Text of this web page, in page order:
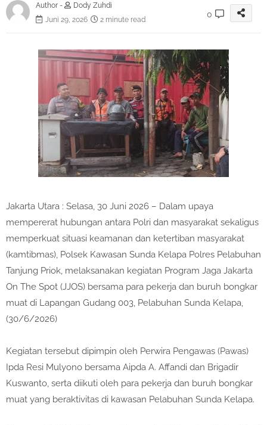
Author -
Dody Zuhdi
Juni 29, 2026
2 minute read
0
Jakarta Utara : Selasa, 30 Juni 2026 – Dalam upaya
mempererat hubungan antara Polri dan masyarakat sekaligus
memperkuat situasi keamanan dan ketertiban masyarakat
(kamtibmas), Polsek Kawasan Sunda Kelapa Polres Pelabuhan
Tanjung Priok, melaksanakan kegiatan Program Jaga Jakarta
On The Spot (JJOS) bersama para pekerja dan buruh bongkar
muat di Lapangan Gudang 003, Pelabuhan Sunda Kelapa,
(30/6/2026)
Kegiatan tersebut dipimpin oleh Perwira Pengawas (Pawas)
Ipda Resi Mulyono bersama Aipda A. Affandi dan Brigadir
Kuswanto, serta diikuti oleh para pekerja dan buruh bongkar
muat yang beraktivitas di kawasan Pelabuhan Sunda Kelapa.